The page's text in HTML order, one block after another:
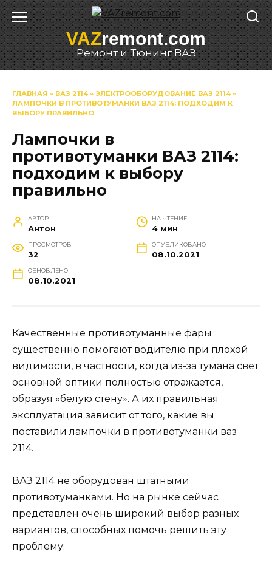
Перейти
к
содержаниюVAZremont.com
Ремонт и Тюнинг ВАЗ
ГЛАВНАЯ » ВАЗ 2114 » ЭЛЕКТРООБОРУДОВАНИЕ ВАЗ 2114 »
ЛАМПОЧКИ В ПРОТИВОТУМАНКИ ВАЗ 2114: ПОДХОДИМ К
ВЫБОРУ ПРАВИЛЬНО
Лампочки в
противотуманки ВАЗ 2114:
подходим к выбору
правильно
АВТОР
Антон
НА ЧТЕНИЕ
4 мин
ПРОСМОТРОВ
32
ОПУБЛИКОВАНО
08.10.2021
ОБНОВЛЕНО
08.10.2021
Качественные противотуманные фары
существенно помогают водителю при плохой
видимости, в частности, когда из-за тумана свет
основной оптики полностью отражается,
образуя «белую стену». А их правильная
эксплуатация зависит от того, какие вы
поставили лампочки в противотуманки ваз
2114.
ВАЗ 2114 не оборудован штатными
противотуманками. Но на рынке сейчас
представлен очень широкий выбор разных
вариантов, способных помочь решить эту
проблему: